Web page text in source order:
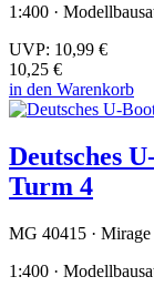
1:400 ·
UVP: 10,99 €
10,25 €
in den Warenkorb
Deutsches
Turm 4
MG 40415 ·
1:400 ·